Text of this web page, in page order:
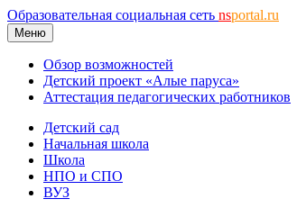
Образовательная социальная сеть nsportal.ru
Меню
Обзор возможностей
Детский проект «Алые паруса»
Аттестация педагогических работников
Детский сад
Начальная школа
Школа
НПО и СПО
ВУЗ